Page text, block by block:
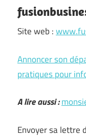
Site web :
Annoncer son
pratiques pour
A lire aussi :
Envoyer sa lettre